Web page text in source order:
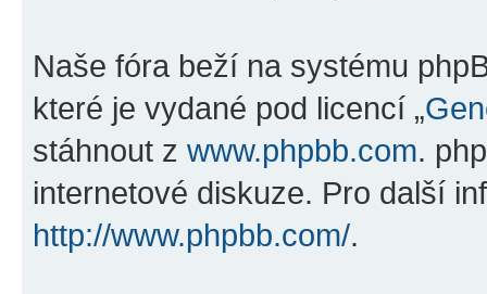
Naše fóra beží na systému
které je vydané pod licencí „
stáhnout z www.phpbb.com.
internetové diskuze. Pro další
http://www.phpbb.com/.